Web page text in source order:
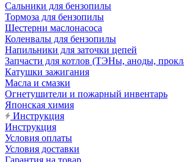
Сальники для бензопилы
Тормоза для бензопилы
Шестерни маслонасоса
Коленвалы для бензопилы
Напильники для заточки цепей
Запчасти для котлов (ТЭНы, аноды,
Катушки зажигания
Масла и смазки
Огнетушители и пожарный инвентарь
Японская химия
Инструкция
Инструкция
Условия оплаты
Условия доставки
Гарантия на товар